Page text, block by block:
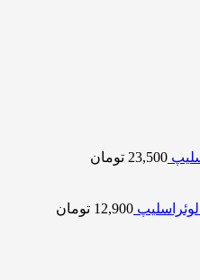
23,500 تومان
12,900 تومان